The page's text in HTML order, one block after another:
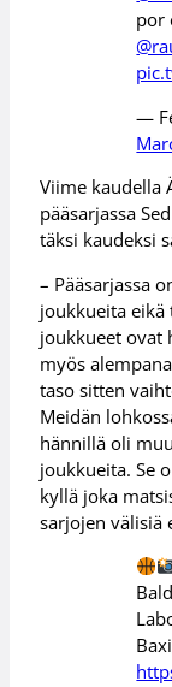
por
—
Viime kaudella
pääsarjassa
täksi kaudeksi
– Pääsarjassa
joukkueita eikä
joukkueet ovat
myös
taso sitten
Meidän
hännillä oli
joukkueita. Se
kyllä joka
sarjojen välisiä
Baxi